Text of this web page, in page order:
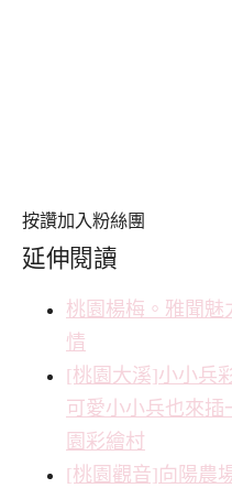
按讚加入粉絲團
延伸閱讀
桃園楊梅。雅聞魅
情
[桃園大溪]小小兵
可愛小小兵也來
園彩繪村
[桃園觀音]向陽農